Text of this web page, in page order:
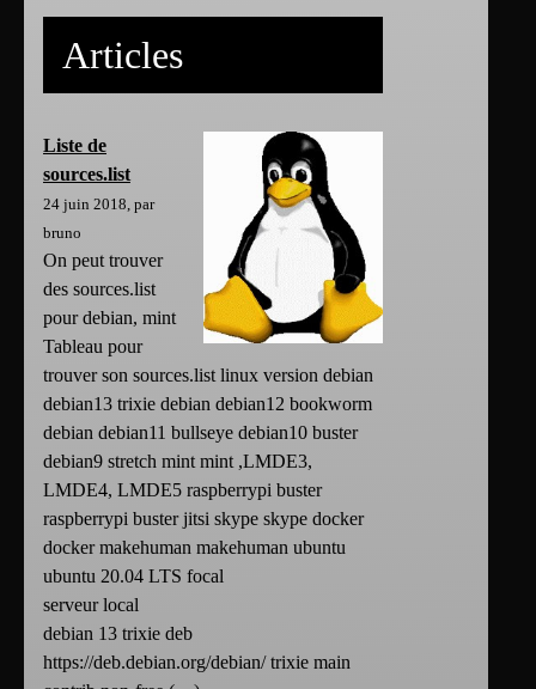
Articles
Liste de
sources.list
24 juin 2018, par
bruno
On peut trouver
des sources.list
pour debian, mint
Tableau pour
trouver son sources.list linux version debian
debian13 trixie debian debian12 bookworm
debian debian11 bullseye debian10 buster
debian9 stretch mint mint ,LMDE3,
LMDE4, LMDE5 raspberrypi buster
raspberrypi buster jitsi skype skype docker
docker makehuman makehuman ubuntu
ubuntu 20.04 LTS focal
serveur local
debian 13 trixie deb
https://deb.debian.org/debian/ trixie main